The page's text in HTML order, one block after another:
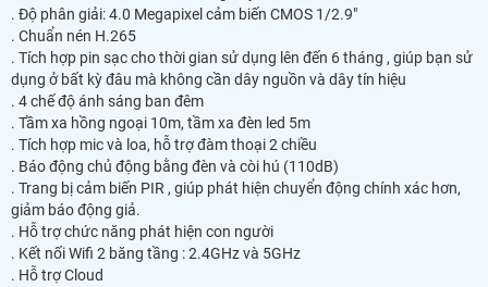
. Độ phân giải: 4.0 Megapixel cảm biến CMOS 1/2.9"
. Chuẩn nén H.265
. Tích hợp pin sạc cho thời gian sử dụng lên đến 6 tháng , giúp bạn sử
dụng ở bất kỳ đâu mà không cần dây nguồn và dây tín hiệu
. 4 chế độ ánh sáng ban đêm
. Tầm xa hồng ngoại 10m, tầm xa đèn led 5m
. Tích hợp mic và loa, hỗ trợ đàm thoại 2 chiều
. Báo động chủ động bằng đèn và còi hú (110dB)
. Trang bị cảm biến PIR , giúp phát hiện chuyển động chính xác hơn,
giảm báo động giả.
. Hỗ trợ chức năng phát hiện con người
. Kết nối Wifi 2 băng tầng : 2.4GHz và 5GHz
. Hỗ trợ Cloud